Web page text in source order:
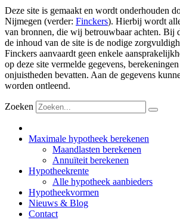
Deze site is gemaakt en wordt onderhouden
Nijmegen (verder: Finckers). Hierbij wordt
van bronnen, die wij betrouwbaar achten. Bij
de inhoud van de site is de nodige
Finckers aanvaardt geen enkele
op deze site vermelde gegevens,
onjuistheden bevatten. Aan de gegevens
worden ontleend.
Zoeken
Maximale hypotheek berekenen
Maandlasten berekenen
Annuïteit berekenen
Hypotheekrente
Alle hypotheek aanbieders
Hypotheekvormen
Nieuws & Blog
Contact